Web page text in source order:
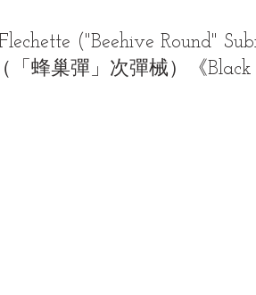
("Beehive Round"
蜂巢彈」次彈械）《